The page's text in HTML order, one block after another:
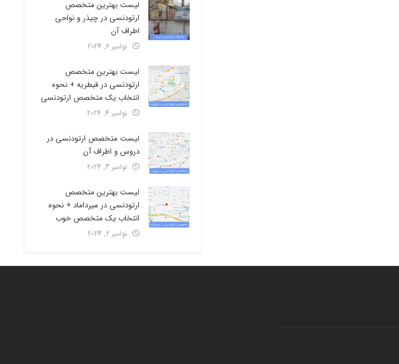
لیست بهترین متخصص
ارتودنسی در چیذر و نواحی
اطراف آن
نوامبر 6, 2024
لیست بهترین متخصص
ارتودنسی در قیطریه + نحوه
انتخاب یک متخصص ارتودنسی
نوامبر 4, 2024
لیست متخصص ارتودنسی در
دروس و اطراف آن
نوامبر 3, 2024
لیست بهترین متخصص
ارتودنسی در میرداماد + نحوه
انتخاب یک متخصص خوب
نوامبر 2, 2024